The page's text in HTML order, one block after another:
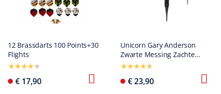
12 Brassdarts 100 Points+30
Flights
€ 17,90
Unicorn Gary Anderson
Zwarte Messing Zachte
Darts - 18g
€ 23,90